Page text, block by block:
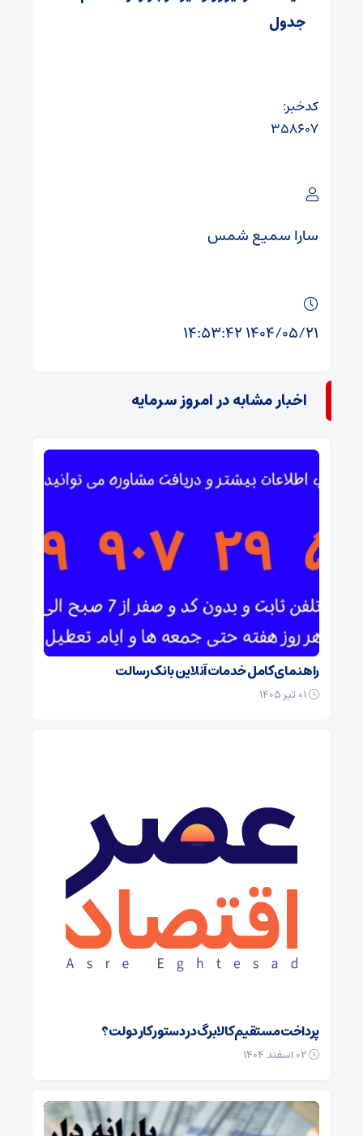
جدول
کدخبر:
۳۵۸۶۰۷
سارا سمیع شمس
۱۴۰۴/۰۵/۲۱ ۱۴:۵۳:۴۲
اخبار مشابه در امروز سرمایه
راهنمای کامل خدمات آنلاین بانک رسالت
پرداخت مستقیم کالابرگ در دستور کار دولت؟